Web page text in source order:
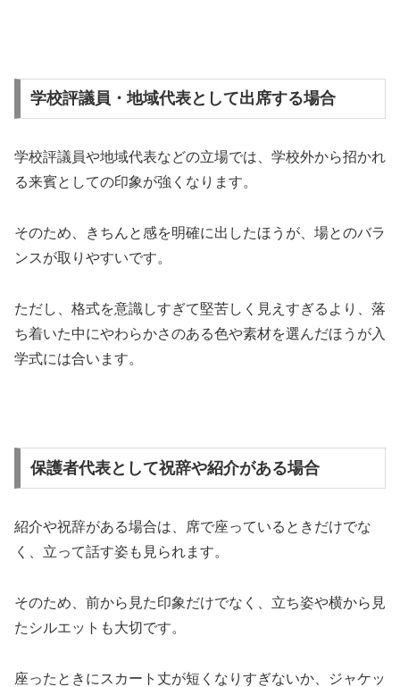
学校評議員・地域代表として出席する場合
学校評議員や地域代表などの立場では、学校外から招かれ
る来賓としての印象が強くなります。
そのため、きちんと感を明確に出したほうが、場とのバラ
ンスが取りやすいです。
ただし、格式を意識しすぎて堅苦しく見えすぎるより、落
ち着いた中にやわらかさのある色や素材を選んだほうが入
学式には合います。
保護者代表として祝辞や紹介がある場合
紹介や祝辞がある場合は、席で座っているときだけでな
く、立って話す姿も見られます。
そのため、前から見た印象だけでなく、立ち姿や横から見
たシルエットも大切です。
座ったときにスカート丈が短くなりすぎないか、ジャケッ